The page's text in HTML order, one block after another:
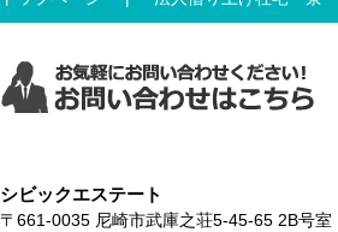
シビックエステート
〒661-0035 尼崎市武庫之荘5-45-65 2B号室